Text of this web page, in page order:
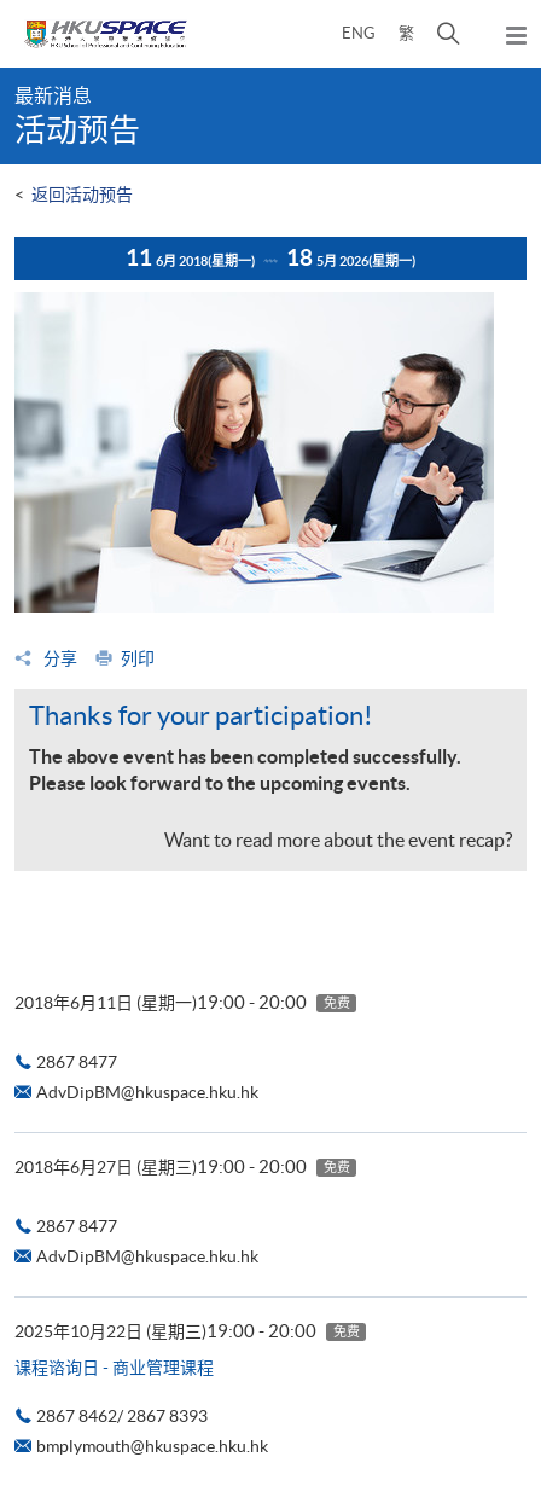
content
ENG 繁
开
弹
出
content
start
最新消息
活动预告
< 返回活动预告
11 6月 2018(星期一) 18 5月 2026(星期一)
分享 列印
Thanks for your participation!
The above event has been completed successfully.
Please look forward to the upcoming events.
Want to read more about the event recap?
2018年6月11日 (星期一)19:00 - 20:00 免费
2867 8477
AdvDipBM@hkuspace.hku.hk
2018年6月27日 (星期三)19:00 - 20:00 免费
2867 8477
AdvDipBM@hkuspace.hku.hk
2025年10月22日 (星期三)19:00 - 20:00 免费
课程谘询日 - 商业管理课程
2867 8462/ 2867 8393
bmplymouth@hkuspace.hku.hk